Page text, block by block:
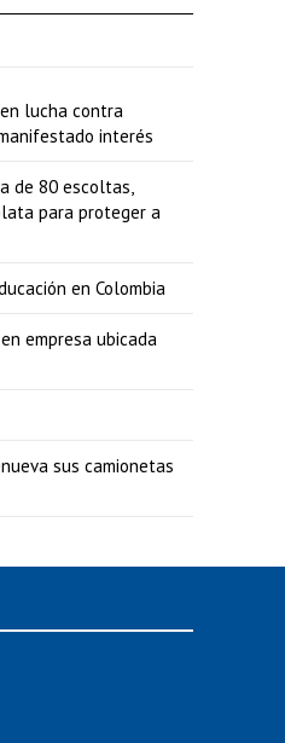
lucha contra
interés
de 80 escoltas,
para proteger a
en Colombia
empresa ubicada
sus camionetas